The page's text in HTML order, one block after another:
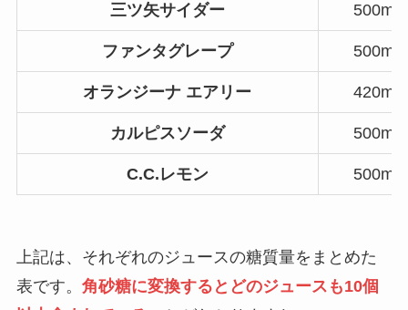
三ツ矢サイダー 500ml
ファンタグレープ 500ml
オランジーナ エアリー 420ml
カルピスソーダ 500ml
C.C.レモン 500ml
上記は、それぞれのジュースの糖質量をまとめた
表です。 角砂糖に変換するとどのジュースも10個